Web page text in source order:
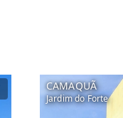
CAMAQUÃ
Jardim do Forte